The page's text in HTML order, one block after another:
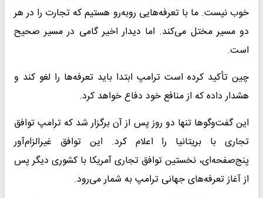
خوب نیست. ما با تعرفه‌هایی روبه‌رو هستیم که تجارت را در هر
دو مسیر مختل می‌کند. اما دیدار اخیر گامی در مسیر صحیح
است.
چین تأکید کرده است ترامپ ابتدا باید تعرفه‌ها را لغو کند و
هشدار داده که از منافع خود دفاع خواهد کرد.
این گفت‌وگوها تنها دو روز پس از آن برگزار شد که ترامپ توافق
تجاری با بریتانیا را اعلام کرد. این توافق غیرالزام‌آور
پنج‌صفحه‌ای، نخستین توافق تجاری آمریکا با کشوری دیگر پس
از آغاز تعرفه‌های جهانی ترامپ به شمار می‌رود.